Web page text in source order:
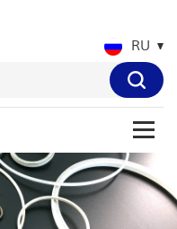
RU